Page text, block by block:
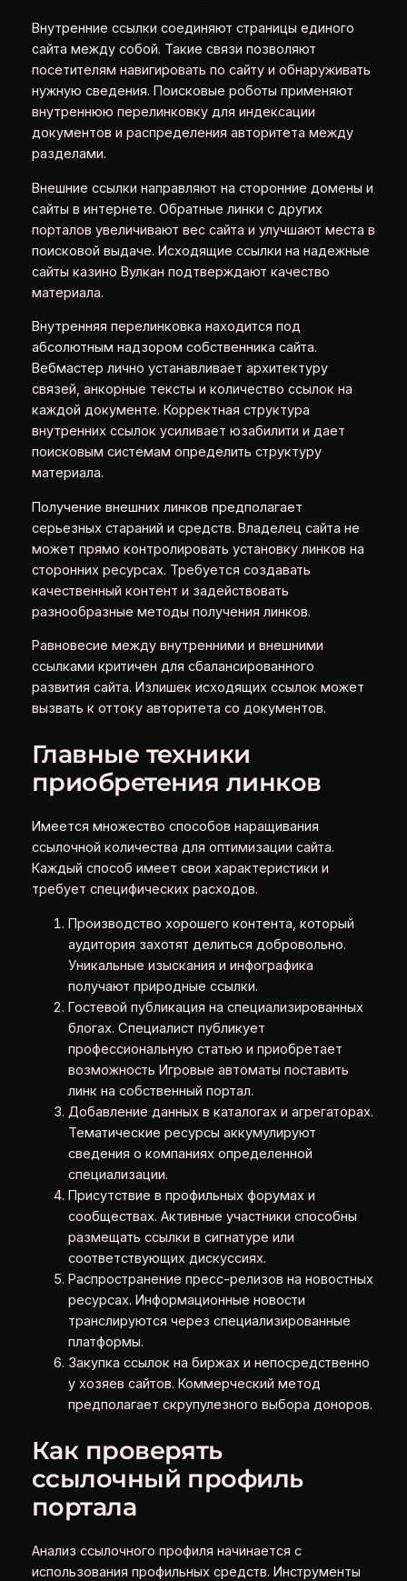
Внутренние ссылки соединяют страницы единого
сайта между собой. Такие связи позволяют
посетителям навигировать по сайту и обнаруживать
нужную сведения. Поисковые роботы применяют
внутреннюю перелинковку для индексации
документов и распределения авторитета между
разделами.
Внешние ссылки направляют на сторонние домены и
сайты в интернете. Обратные линки с других
порталов увеличивают вес сайта и улучшают места в
поисковой выдаче. Исходящие ссылки на надежные
сайты казино Вулкан подтверждают качество
материала.
Внутренняя перелинковка находится под
абсолютным надзором собственника сайта.
Вебмастер лично устанавливает архитектуру
связей, анкорные тексты и количество ссылок на
каждой документе. Корректная структура
внутренних ссылок усиливает юзабилити и дает
поисковым системам определить структуру
материала.
Получение внешних линков предполагает
серьезных стараний и средств. Владелец сайта не
может прямо контролировать установку линков на
сторонних ресурсах. Требуется создавать
качественный контент и задействовать
разнообразные методы получения линков.
Равновесие между внутренними и внешними
ссылками критичен для сбалансированного
развития сайта. Излишек исходящих ссылок может
вызвать к оттоку авторитета со документов.
Главные техники
приобретения линков
Имеется множество способов наращивания
ссылочной количества для оптимизации сайта.
Каждый способ имеет свои характеристики и
требует специфических расходов.
Производство хорошего контента, который
аудитория захотят делиться добровольно.
Уникальные изыскания и инфографика
получают природные ссылки.
Гостевой публикация на специализированных
блогах. Специалист публикует
профессиональную статью и приобретает
возможность Игровые автоматы поставить
линк на собственный портал.
Добавление данных в каталогах и агрегаторах.
Тематические ресурсы аккумулируют
сведения о компаниях определенной
специализации.
Присутствие в профильных форумах и
сообществах. Активные участники способны
размещать ссылки в сигнатуре или
соответствующих дискуссиях.
Распространение пресс-релизов на новостных
ресурсах. Информационные новости
транслируются через специализированные
платформы.
Закупка ссылок на биржах и непосредственно
у хозяев сайтов. Коммерческий метод
предполагает скрупулезного выбора доноров.
Как проверять
ссылочный профиль
портала
Анализ ссылочного профиля начинается с
использования профильных средств. Инструменты